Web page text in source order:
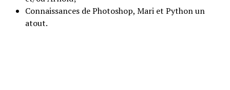
Connaissances de Photoshop, Mari et Python un
atout.